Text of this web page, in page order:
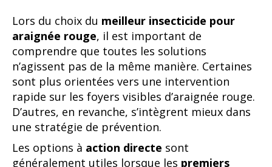
Lors du choix du meilleur insecticide pour
araignée rouge, il est important de
comprendre que toutes les solutions
n’agissent pas de la même manière. Certaines
sont plus orientées vers une intervention
rapide sur les foyers visibles d’araignée rouge.
D’autres, en revanche, s’intègrent mieux dans
une stratégie de prévention.
Les options à action directe sont
généralement utiles lorsque les premiers